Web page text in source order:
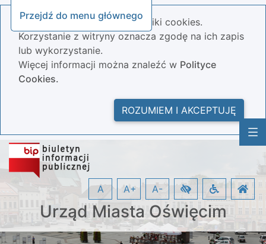
Przejdź do menu głównego
Nasza strona wykorzystuje pliki cookies.
Korzystanie z witryny oznacza zgodę na ich zapis
lub wykorzystanie.
Więcej informacji można znaleźć w Polityce
Cookies.
ROZUMIEM I AKCEPTUJĘ
Urząd Miasta Oświęcim
A A+ A-